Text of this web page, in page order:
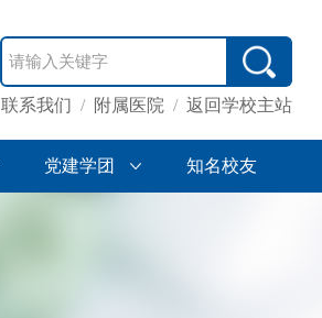
返回学校主站
/
附属医院
/
联系我们
党建学团 知名校友